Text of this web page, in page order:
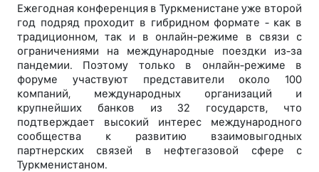
Ежегодная конференция в Туркменистане уже второй
год подряд проходит в гибридном формате - как в
традиционном, так и в онлайн-режиме в связи с
ограничениями на международные поездки из-за
пандемии. Поэтому только в онлайн-режиме в
форуме участвуют представители около 100
компаний, международных организаций и
крупнейших банков из 32 государств, что
подтверждает высокий интерес международного
сообщества к развитию взаимовыгодных
партнерских связей в нефтегазовой сфере с
Туркменистаном.